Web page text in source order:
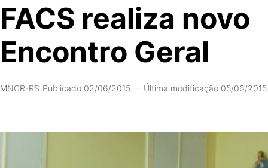
FACS realiza novo
Encontro Geral
MNCR-RS Publicado 02/06/2015 — Última modificação 05/06/2015